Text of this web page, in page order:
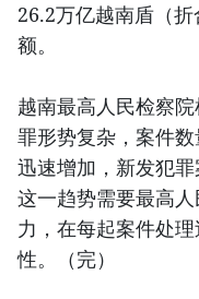
26.2万亿越南盾（
额。
越南最高人民检察
罪形势复杂，案件
迅速增加，新发犯罪
这一趋势需要最高
力，在每起案件处
性。（完）